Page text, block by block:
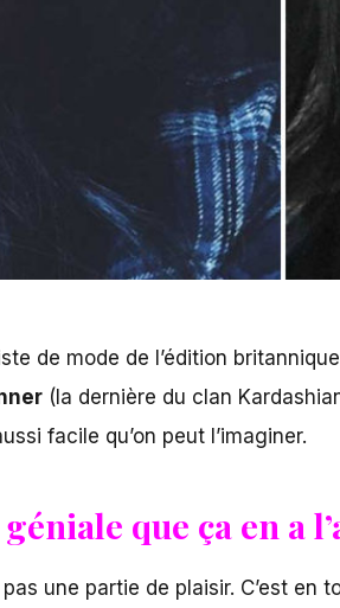
de mode de l’édition
(la dernière du clan
facile qu’on peut l’imaginer.
que ça en a
une partie de plaisir. C’est en